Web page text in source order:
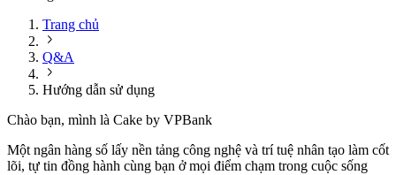
Trang chủ
Q&A
Hướng dẫn sử dụng
Chào bạn, mình là Cake by VPBank
Một ngân hàng số lấy nền tảng công nghệ và trí tuệ nhân tạo làm cốt
lõi, tự tin đồng hành cùng bạn ở mọi điểm chạm trong cuộc sống